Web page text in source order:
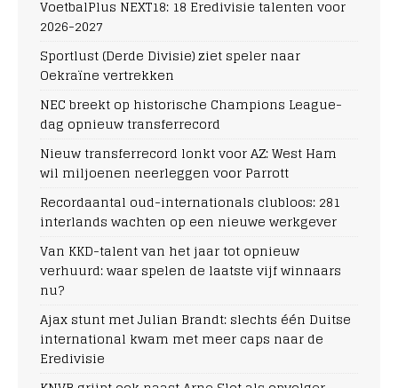
VoetbalPlus NEXT18: 18 Eredivisie talenten voor
2026-2027
Sportlust (Derde Divisie) ziet speler naar
Oekraïne vertrekken
NEC breekt op historische Champions League-
dag opnieuw transferrecord
Nieuw transferrecord lonkt voor AZ: West Ham
wil miljoenen neerleggen voor Parrott
Recordaantal oud-internationals clubloos: 281
interlands wachten op een nieuwe werkgever
Van KKD-talent van het jaar tot opnieuw
verhuurd: waar spelen de laatste vijf winnaars
nu?
Ajax stunt met Julian Brandt: slechts één Duitse
international kwam met meer caps naar de
Eredivisie